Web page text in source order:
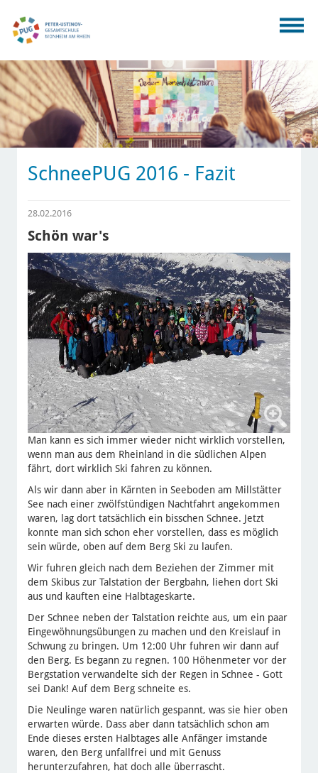
SchneePUG 2016 - Fazit
28.02.2016
Schön war's
Man kann es sich immer wieder nicht wirklich vorstellen,
wenn man aus dem Rheinland in die südlichen Alpen
fährt, dort wirklich Ski fahren zu können.
Als wir dann aber in Kärnten in Seeboden am Millstätter
See nach einer zwölfstündigen Nachtfahrt angekommen
waren, lag dort tatsächlich ein bisschen Schnee. Jetzt
konnte man sich schon eher vorstellen, dass es möglich
sein würde, oben auf dem Berg Ski zu laufen.
Wir fuhren gleich nach dem Beziehen der Zimmer mit
dem Skibus zur Talstation der Bergbahn, liehen dort Ski
aus und kauften eine Halbtageskarte.
Der Schnee neben der Talstation reichte aus, um ein paar
Eingewöhnungsübungen zu machen und den Kreislauf in
Schwung zu bringen. Um 12:00 Uhr fuhren wir dann auf
den Berg. Es begann zu regnen. 100 Höhenmeter vor der
Bergstation verwandelte sich der Regen in Schnee - Gott
sei Dank! Auf dem Berg schneite es.
Die Neulinge waren natürlich gespannt, was sie hier oben
erwarten würde. Dass aber dann tatsächlich schon am
Ende dieses ersten Halbtages alle Anfänger imstande
waren, den Berg unfallfrei und mit Genuss
herunterzufahren, hat doch alle überrascht.